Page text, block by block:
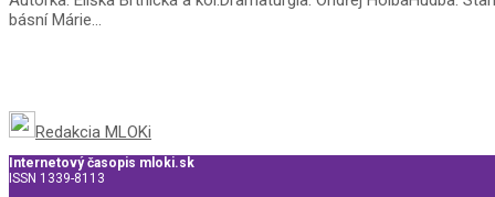
básní Márie...
Redakcia MLOKi
Internetový časopis mloki.sk
ISSN 1339-8113